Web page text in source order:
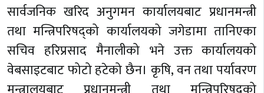
सार्वजनिक खरिद अनुगमन कार्यालयबाट प्रधानमन्त्री
तथा मन्त्रिपरिषद्को कार्यालयको जगेडामा तानिएका
सचिव हरिप्रसाद मैनालीको भने उक्त कार्यालयको
वेबसाइटबाट फोटो हटेको छैन। कृषि, वन तथा पर्यावरण